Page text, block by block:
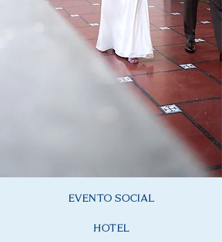
EVENTO SOCIAL
HOTEL